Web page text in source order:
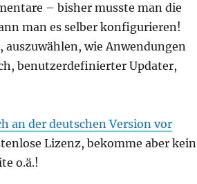
– bisher musste man die
man es selber konfigurieren!
wie Anwendungen
benutzerdefinierter Updater,
an der deutschen Version vor
Lizenz, bekomme aber kein
o.ä.!